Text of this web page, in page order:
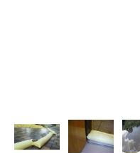
View larger image
View